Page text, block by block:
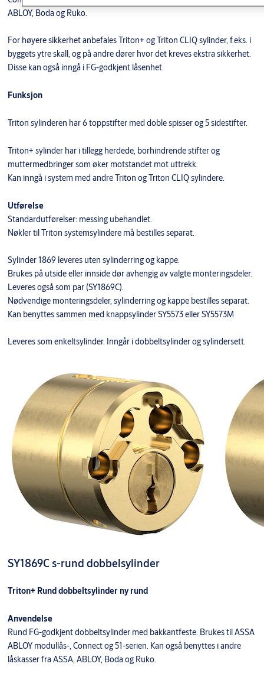
SY1747 TRITON SYLINDER
FKR 9217021AB04Enk.pk.
System
ABLOY, Boda og Ruko.
For høyere sikkerhet anbefales Triton+ og Triton CLIQ sylinder, f.eks. i
byggets ytre skall, og på andre dører hvor det kreves ekstra sikkerhet.
Disse kan også inngå i FG-godkjent låsenhet.
Funksjon
Triton sylinderen har 6 toppstifter med doble spisser og 5 sidestifter.
Triton+ sylinder har i tillegg herdede, borhindrende stifter og
muttermedbringer som øker motstandet mot uttrekk.
Kan inngå i system med andre Triton og Triton CLIQ sylindere.
Utførelse
Standardutførelser: messing ubehandlet.
Nøkler til Triton systemsylindere må bestilles separat.
Sylinder 1869 leveres uten sylinderring og kappe.
Brukes på utside eller innside dør avhengig av valgte monteringsdeler.
Leveres også som par (SY1869C).
Nødvendige monteringsdeler, sylinderring og kappe bestilles separat.
Kan benyttes sammen med knappsylinder SY5573 eller SY5573M
Leveres som enkeltsylinder. Inngår i dobbeltsylinder og sylindersett.
SY1869C s-rund dobbelsylinder
Triton+ Rund dobbeltsylinder ny rund
Anvendelse
Rund FG-godkjent dobbeltsylinder med bakkantfeste. Brukes til ASSA
ABLOY modullås-, Connect og 51-serien. Kan også benyttes i andre
låskasser fra ASSA, ABLOY, Boda og Ruko.